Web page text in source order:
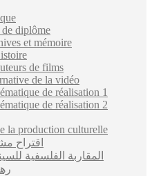
diplôme
et mémoire
de films
de la vidéo
de réalisation 1
de réalisation 2
la production culturelle
اقتراح
المقاربة الفلسفية